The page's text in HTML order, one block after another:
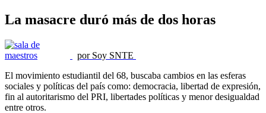
La masacre duró más de dos horas
por Soy SNTE
El movimiento estudiantil del 68, buscaba cambios en las esferas
sociales y políticas del país como: democracia, libertad de expresión,
fin al autoritarismo del PRI, libertades políticas y menor desigualdad
entre otros.